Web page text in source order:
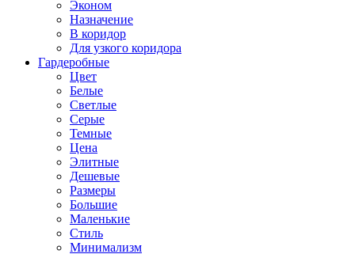
Эконом
Назначение
В коридор
Для узкого коридора
Гардеробные
Цвет
Белые
Светлые
Серые
Темные
Цена
Элитные
Дешевые
Размеры
Большие
Маленькие
Стиль
Минимализм